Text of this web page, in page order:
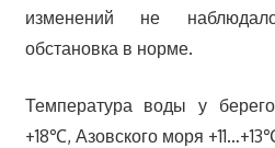
изменений не
обстановка в норме.
Температура воды у
+18℃, Азовского моря